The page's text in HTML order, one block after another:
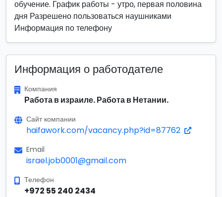
обучение. График работы - утро, первая половина
дня Разрешено пользоваться наушниками
Информация по телефону
Информация о работодателе
Компания
Работа в израиле. Работа в Нетании.
Сайт компании
haifawork.com/vacancy.php?id=87762
Email
israel.job0001@gmail.com
Телефон
+972 55 240 2434